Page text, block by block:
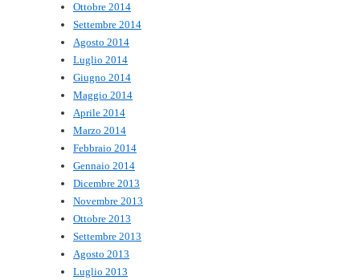
Ottobre 2014
Settembre 2014
Agosto 2014
Luglio 2014
Giugno 2014
Maggio 2014
Aprile 2014
Marzo 2014
Febbraio 2014
Gennaio 2014
Dicembre 2013
Novembre 2013
Ottobre 2013
Settembre 2013
Agosto 2013
Luglio 2013